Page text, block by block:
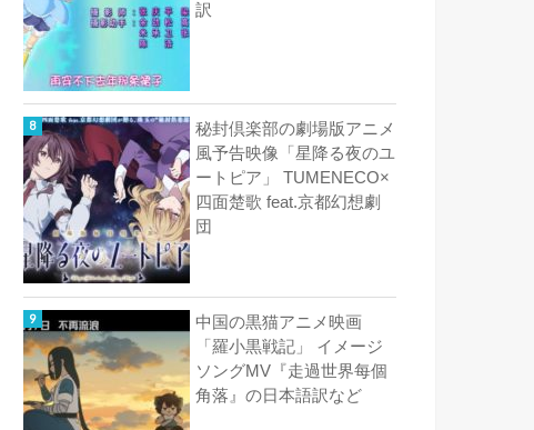
訳
秘封倶楽部の劇場版アニメ
風予告映像「星降る夜のユ
ートピア」 TUMENECO×
四面楚歌 feat.京都幻想劇
団
中国の黒猫アニメ映画
「羅小黒戦記」 イメージ
ソングMV『走過世界每個
角落』の日本語訳など